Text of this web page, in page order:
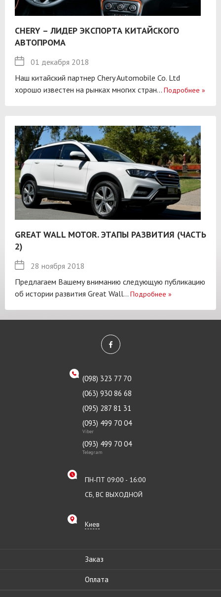
CHERY – ЛИДЕР ЭКСПОРТА КИТАЙСКОГО
АВТОПРОМА
01 декабря 2018
Наш китайский партнер Chery Automobile Co. Ltd
хорошо известен на рынках многих стран... Подробнее »
GREAT WALL MOTOR. ЭТАПЫ РАЗВИТИЯ (ЧАСТЬ
2)
28 ноября 2018
Предлагаем Вашему вниманию следующую публикацию
об истории развития Great Wall... Подробнее »
(098) 323 77 70
(063) 930 86 68
(095) 287 81 31
(093) 499 70 04
Viber
(093) 499 70 04
Telegram
ПН-ПТ 09:00 - 16:00
СБ, ВС ВЫХОДНОЙ
Киев
Заказ
Оплата